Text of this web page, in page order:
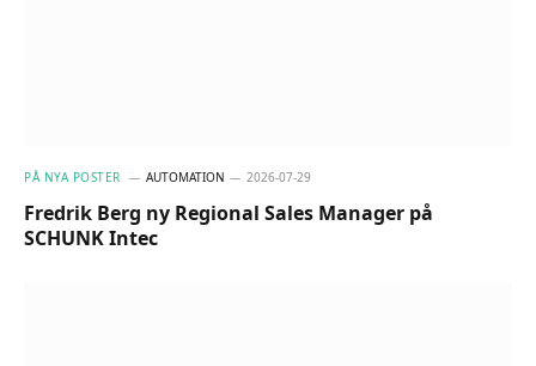
PÅ NYA POSTER AUTOMATION 2026-07-29
Fredrik Berg ny Regional Sales Manager på
SCHUNK Intec